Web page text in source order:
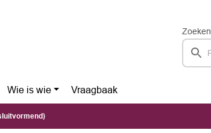
Zoeken
Wie is wie Vraagbaak